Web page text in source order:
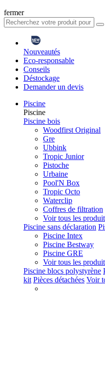
fermer
Nouveautés
Eco-responsable
Conseils
Déstockage
Demander un devis
Piscine
Piscine
Piscine bois
Woodfirst Original
Gre
Ubbink
Tropic Junior
Pistoche
Urbaine
Pool'N Box
Tropic Octo
Waterclip
Coffres de filtration
Voir tous les
Piscine sans déclaration
Piscine Intex
Piscine Bestway
Piscine GRE
Voir tous les
Piscine blocs polystyrène
kit Pièces détachées Voir